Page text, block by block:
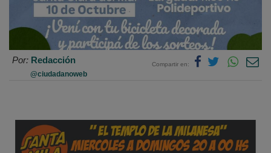
Por: Redacción
@ciudadanoweb
Compartir en: